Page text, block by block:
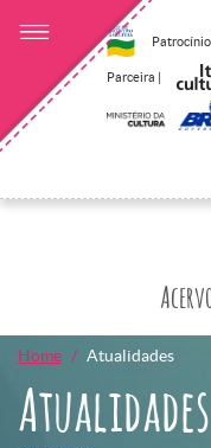
Parceira |
Home Atualidades
Atualidades